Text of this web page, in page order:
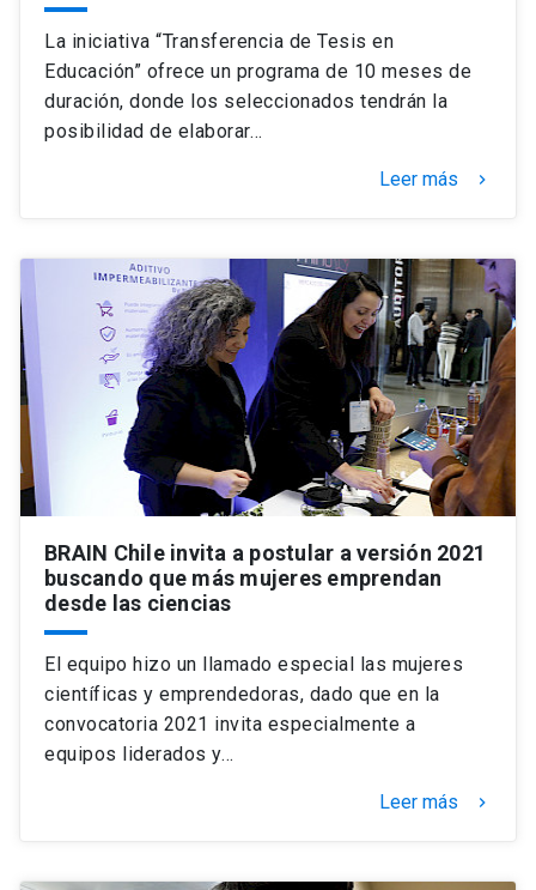
La iniciativa “Transferencia de Tesis en
Educación” ofrece un programa de 10 meses de
duración, donde los seleccionados tendrán la
posibilidad de elaborar…
Leer más keyboard_arrow_right
BRAIN Chile invita a postular a versión 2021
buscando que más mujeres emprendan
desde las ciencias
El equipo hizo un llamado especial las mujeres
científicas y emprendedoras, dado que en la
convocatoria 2021 invita especialmente a
equipos liderados y…
Leer más keyboard_arrow_right